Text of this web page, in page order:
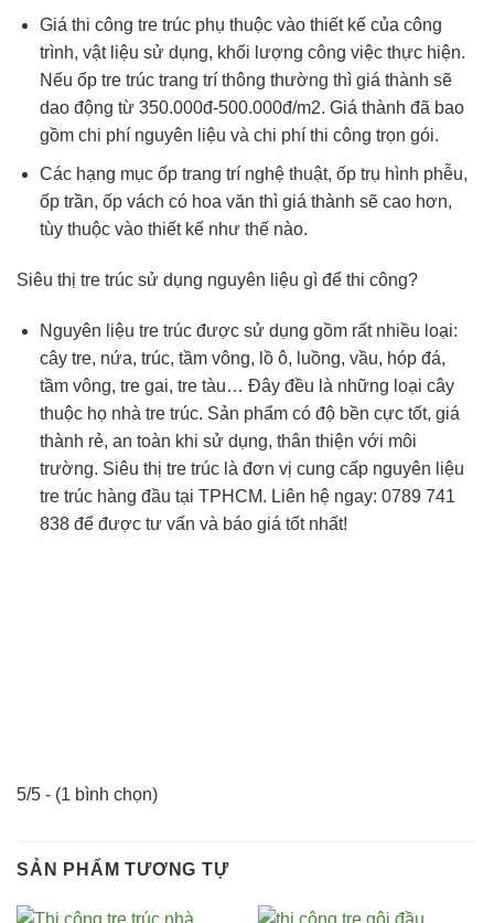
Giá thi công tre trúc phụ thuộc vào thiết kế của công
trình, vật liệu sử dụng, khối lượng công việc thực hiện.
Nếu ốp tre trúc trang trí thông thường thì giá thành sẽ
dao động từ 350.000đ-500.000đ/m2. Giá thành đã bao
gồm chi phí nguyên liệu và chi phí thi công trọn gói.
Các hạng mục ốp trang trí nghệ thuật, ốp trụ hình phễu,
ốp trần, ốp vách có hoa văn thì giá thành sẽ cao hơn,
tùy thuộc vào thiết kế như thế nào.
Siêu thị tre trúc sử dụng nguyên liệu gì để thi công?
Nguyên liệu tre trúc được sử dụng gồm rất nhiều loại:
cây tre, nứa, trúc, tầm vông, lồ ô, luồng, vầu, hóp đá,
tầm vông, tre gai, tre tàu… Đây đều là những loại cây
thuộc họ nhà tre trúc. Sản phẩm có độ bền cực tốt, giá
thành rẻ, an toàn khi sử dụng, thân thiện với môi
trường. Siêu thị tre trúc là đơn vị cung cấp nguyên liệu
tre trúc hàng đầu tại TPHCM. Liên hệ ngay: 0789 741
838 để được tư vấn và báo giá tốt nhất!
5/5 - (1 bình chọn)
SẢN PHẨM TƯƠNG TỰ